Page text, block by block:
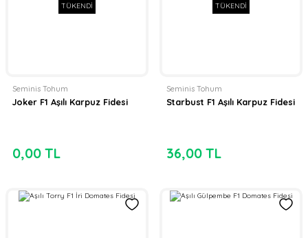
TÜKENDİ
Seminis Tohum
Joker F1 Aşılı Karpuz Fidesi
0,00 TL
TÜKENDİ
Seminis Tohum
Starbust F1 Aşılı Karpuz Fidesi
36,00 TL